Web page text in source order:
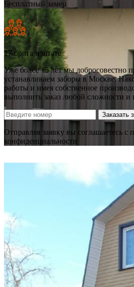
Бесплатный замер
17 брига в штате
Уже более 15 лет мы добросовестно
устанавливаем заборы в Москве.
работы и имея собственное
выполнить заказ любой сложности
Заказать
Отправляя заявку вы соглашаетесь с
конфиденциальности